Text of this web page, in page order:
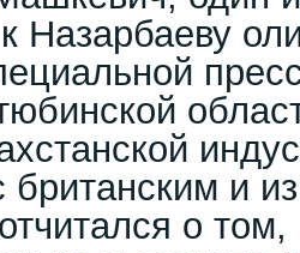
Назарбаеву
британским и
о том,